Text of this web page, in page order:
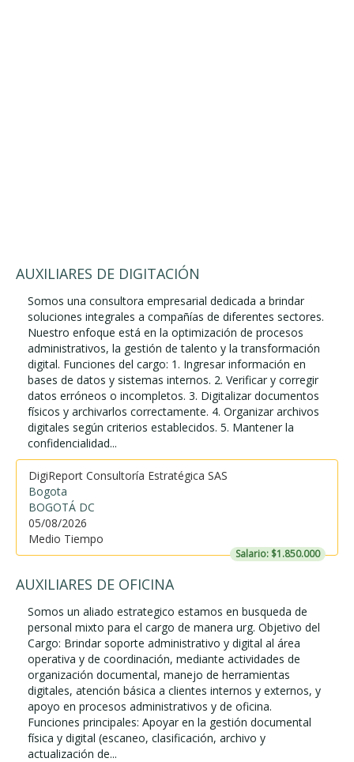
AUXILIARES DE DIGITACIÓN
Somos una consultora empresarial dedicada a brindar
soluciones integrales a compañías de diferentes sectores.
Nuestro enfoque está en la optimización de procesos
administrativos, la gestión de talento y la transformación
digital. Funciones del cargo: 1. Ingresar información en
bases de datos y sistemas internos. 2. Verificar y corregir
datos erróneos o incompletos. 3. Digitalizar documentos
físicos y archivarlos correctamente. 4. Organizar archivos
digitales según criterios establecidos. 5. Mantener la
confidencialidad...
DigiReport Consultoría Estratégica SAS
Bogota
BOGOTÁ DC
05/08/2026
Medio Tiempo
Salario: $1.850.000
AUXILIARES DE OFICINA
Somos un aliado estrategico estamos en busqueda de
personal mixto para el cargo de manera urg. Objetivo del
Cargo: Brindar soporte administrativo y digital al área
operativa y de coordinación, mediante actividades de
organización documental, manejo de herramientas
digitales, atención básica a clientes internos y externos, y
apoyo en procesos administrativos y de oficina.
Funciones principales: Apoyar en la gestión documental
física y digital (escaneo, clasificación, archivo y
actualización de...